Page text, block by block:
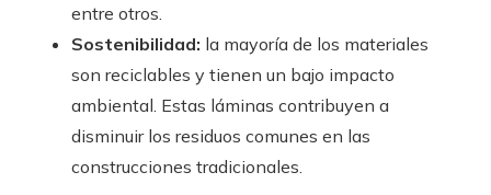
entre otros.
Sostenibilidad: la mayoría de los materiales
son reciclables y tienen un bajo impacto
ambiental. Estas láminas contribuyen a
disminuir los residuos comunes en las
construcciones tradicionales.